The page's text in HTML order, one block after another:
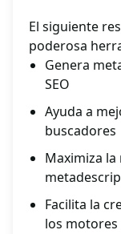
El siguiente
poderosa
Genera
SEO
Ayuda a
buscadores
Maximiza la
Facilita la
los motores